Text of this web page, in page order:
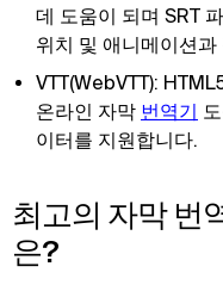
데 도움이 되며 SRT
위치 및 애니메이션
VTT(WebVTT):
온라인 자막 번역기
이터를 지원합니다.
최고의 자막 번
은?